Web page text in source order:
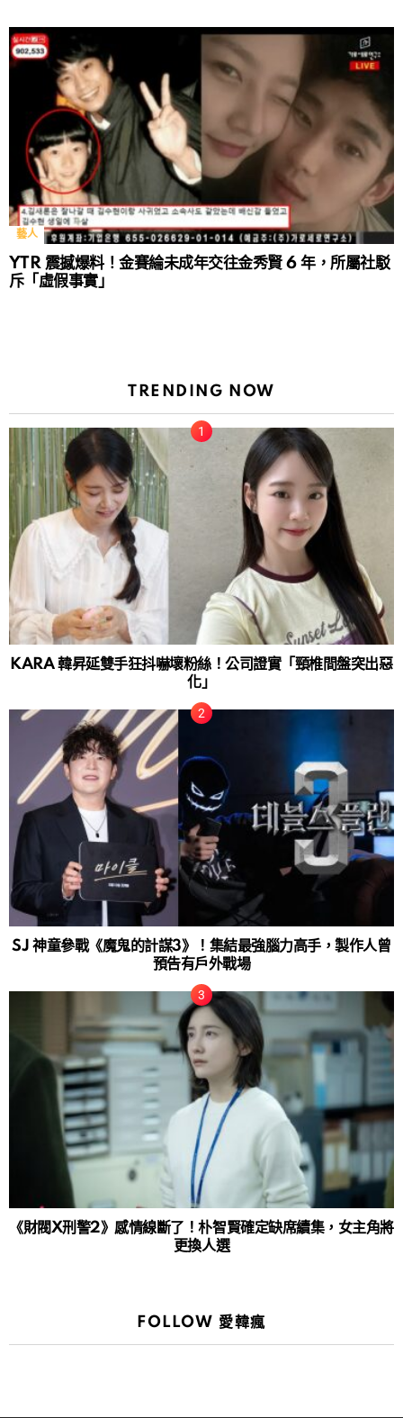
藝人
YTR 震撼爆料！金賽綸未成年交往金秀賢 6 年，所屬社駁
斥「虛假事實」
TRENDING NOW
KARA 韓昇延雙手狂抖嚇壞粉絲！公司證實「頸椎間盤突出惡
化」
SJ 神童參戰《魔鬼的計謀3》！集結最強腦力高手，製作人曾
預告有戶外戰場
《財閥X刑警2》感情線斷了！朴智賢確定缺席續集，女主角將
更換人選
FOLLOW 愛韓瘋